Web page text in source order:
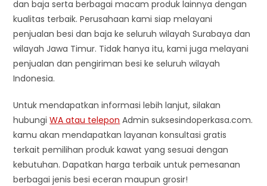
dan baja serta berbagai macam produk lainnya dengan
kualitas terbaik. Perusahaan kami siap melayani
penjualan besi dan baja ke seluruh wilayah Surabaya dan
wilayah Jawa Timur. Tidak hanya itu, kami juga melayani
penjualan dan pengiriman besi ke seluruh wilayah
Indonesia.
Untuk mendapatkan informasi lebih lanjut, silakan
hubungiWA atau telepon Admin suksesindoperkasa.com.
kamu akan mendapatkan layanan konsultasi gratis
terkait pemilihan produk kawat yang sesuai dengan
kebutuhan. Dapatkan harga terbaik untuk pemesanan
berbagai jenis besi eceran maupun grosir!